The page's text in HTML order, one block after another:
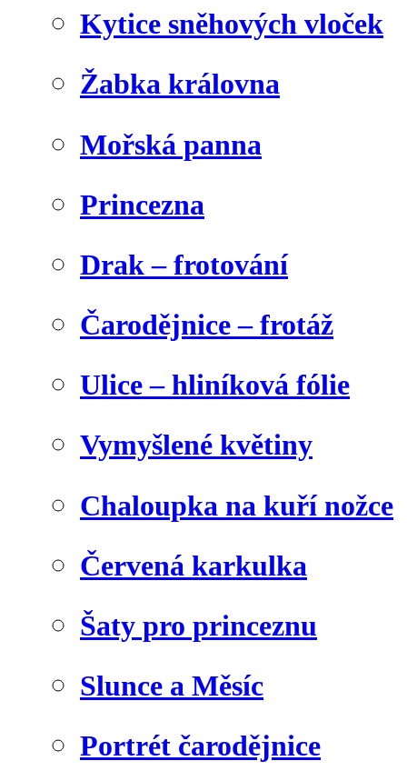
Kytice sněhových vloček
Žabka královna
Mořská panna
Princezna
Drak – frotování
Čarodějnice – frotáž
Ulice – hliníková fólie
Vymyšlené květiny
Chaloupka na kuří nožce
Červená karkulka
Šaty pro princeznu
Slunce a Měsíc
Portrét čarodějnice